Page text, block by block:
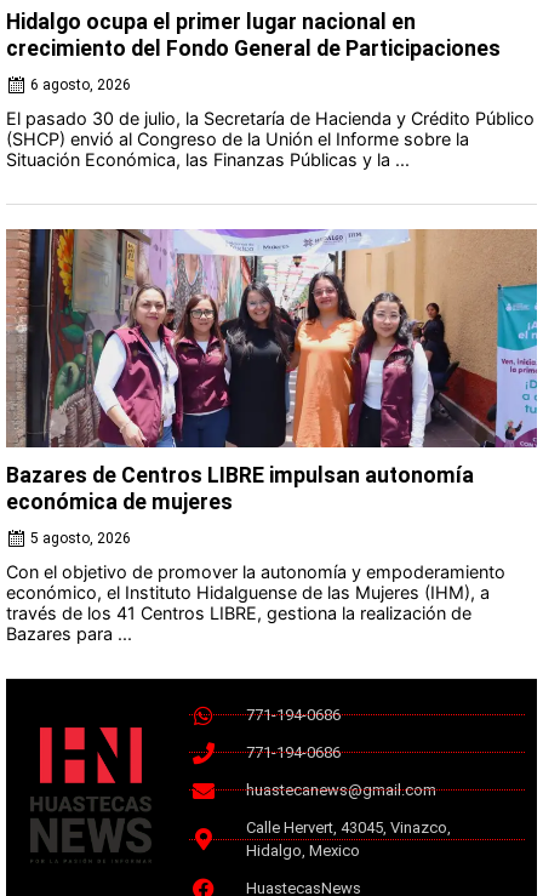
Hidalgo ocupa el primer lugar nacional en
crecimiento del Fondo General de Participaciones
6 agosto, 2026
El pasado 30 de julio, la Secretaría de Hacienda y Crédito Público
(SHCP) envió al Congreso de la Unión el Informe sobre la
Situación Económica, las Finanzas Públicas y la ...
Bazares de Centros LIBRE impulsan autonomía
económica de mujeres
5 agosto, 2026
Con el objetivo de promover la autonomía y empoderamiento
económico, el Instituto Hidalguense de las Mujeres (IHM), a
través de los 41 Centros LIBRE, gestiona la realización de
Bazares para ...
771-194-0686
771-194-0686
huastecanews@gmail.com
Calle Hervert, 43045, Vinazco,
Hidalgo, Mexico
HuastecasNews